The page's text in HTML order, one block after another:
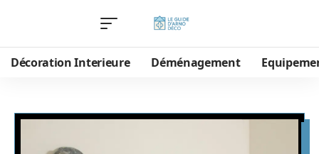
Décoration Interieure Déménagement